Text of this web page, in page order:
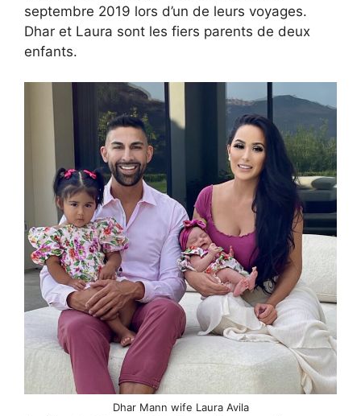
septembre 2019 lors d’un de leurs voyages.
Dhar et Laura sont les fiers parents de deux
enfants.
Dhar Mann wife Laura Avila